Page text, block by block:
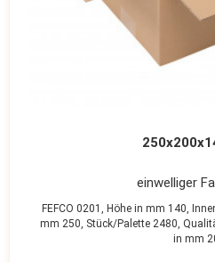
einwelliger
FEFCO 0201, Höhe in mm 140,
mm 250, Stück/Palette 2480,
in mm